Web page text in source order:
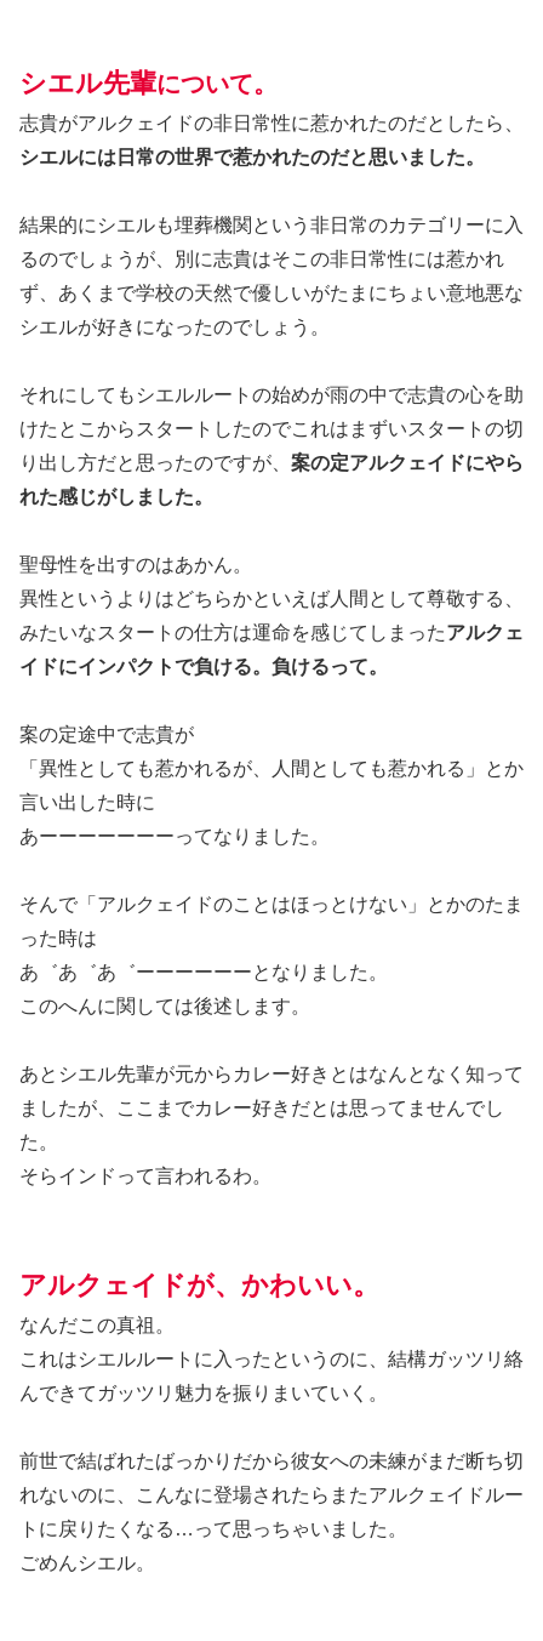
シエル先輩について。
志貴がアルクェイドの非日常性に惹かれたのだとしたら、
シエルには日常の世界で惹かれたのだと思いました。
結果的にシエルも埋葬機関という非日常のカテゴリーに入
るのでしょうが、別に志貴はそこの非日常性には惹かれ
ず、あくまで学校の天然で優しいがたまにちょい意地悪な
シエルが好きになったのでしょう。
それにしてもシエルルートの始めが雨の中で志貴の心を助
けたとこからスタートしたのでこれはまずいスタートの切
り出し方だと思ったのですが、 案の定アルクェイドにやら
れた感じがしました。
聖母性を出すのはあかん。
異性というよりはどちらかといえば人間として尊敬する、
みたいなスタートの仕方は運命を感じてしまったアルクェ
イドにインパクトで負ける。負けるって。
案の定途中で志貴が
「異性としても惹かれるが、人間としても惹かれる」とか
言い出した時に
あーーーーーーーってなりました。
そんで「アルクェイドのことはほっとけない」とかのたま
った時は
あ゛あ゛あ゛ーーーーーーとなりました。
このへんに関しては後述します。
あとシエル先輩が元からカレー好きとはなんとなく知って
ましたが、ここまでカレー好きだとは思ってませんでし
た。
そらインドって言われるわ。
アルクェイドが、かわいい。
なんだこの真祖。
これはシエルルートに入ったというのに、結構ガッツリ絡
んできてガッツリ魅力を振りまいていく。
前世で結ばれたばっかりだから彼女への未練がまだ断ち切
れないのに、こんなに登場されたらまたアルクェイドルー
トに戻りたくなる…って思っちゃいました。
ごめんシエル。